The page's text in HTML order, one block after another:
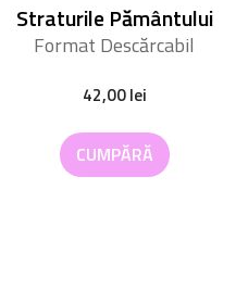
Straturile Pământului
Format Descărcabil
42,00lei
CUMPĂRĂ